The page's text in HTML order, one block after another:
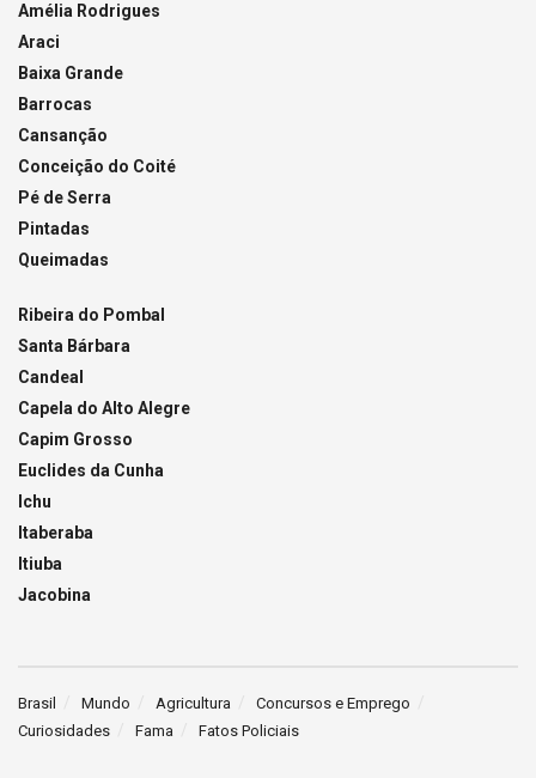
Amélia Rodrigues
Araci
Baixa Grande
Barrocas
Cansanção
Conceição do Coité
Pé de Serra
Pintadas
Queimadas
Ribeira do Pombal
Santa Bárbara
Candeal
Capela do Alto Alegre
Capim Grosso
Euclides da Cunha
Ichu
Itaberaba
Itiuba
Jacobina
Brasil Mundo Agricultura
Concursos e Emprego
Curiosidades
Fama Fatos Policiais